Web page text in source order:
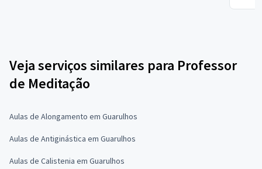
Veja serviços similares para Professor
de Meditação
Aulas de Alongamento em Guarulhos
Aulas de Antiginástica em Guarulhos
Aulas de Calistenia em Guarulhos